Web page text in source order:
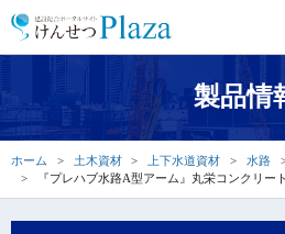
製品情
ホーム 土木資材 上下水道資材 水路
『プレハブ水路A型アーム』丸栄コンクリー